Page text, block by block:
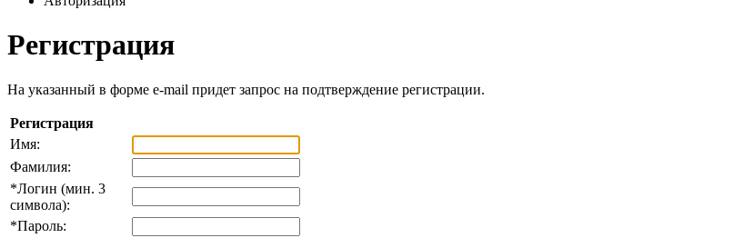
Регистрация
На указанный в форме e-mail придет запрос на подтверждение регистрации.
Регистрация
Имя:
Фамилия:
*Логин (мин. 3
символа):
*Пароль: